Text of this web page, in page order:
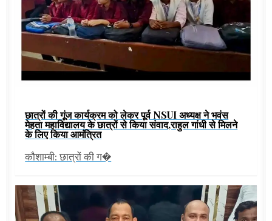
छात्रों की गूंज कार्यक्रम को लेकर पूर्व NSUI अध्यक्ष ने भवंस
मेहता महाविद्यालय के छात्रों से किया संवाद,राहुल गांधी से मिलने
के लिए किया आमंत्रित
कौशाम्बी: छात्रों की ग�